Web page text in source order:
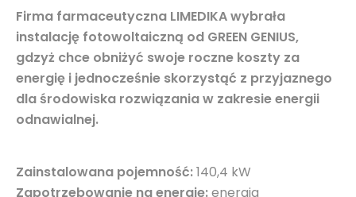
Firma farmaceutyczna LIMEDIKA wybrała
instalację fotowoltaiczną od GREEN GENIUS,
gdzyż chce obniżyć swoje roczne koszty za
energię i jednocześnie skorzystąć z przyjaznego
dla środowiska rozwiązania w zakresie energii
odnawialnej.
Zainstalowana pojemność:140,4 kW
Zapotrzebowanie na energię:energia